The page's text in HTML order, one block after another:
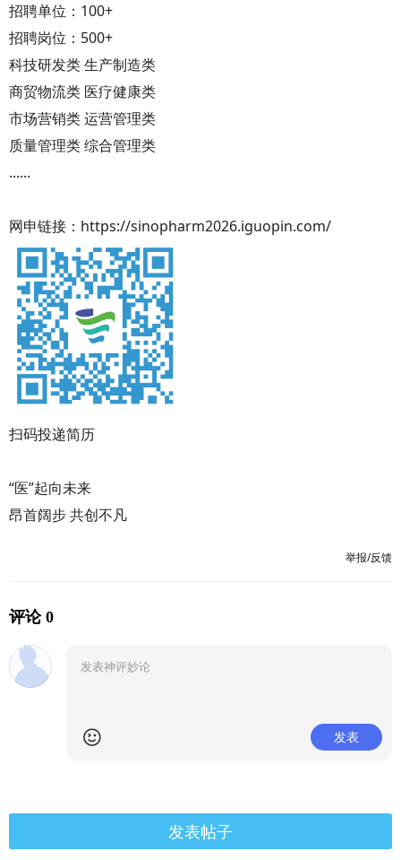
招聘单位：100+
招聘岗位：500+
科技研发类 生产制造类
商贸物流类 医疗健康类
市场营销类 运营管理类
质量管理类 综合管理类
......
网申链接：https://sinopharm2026.iguopin.com/
扫码投递简历
“医”起向未来
昂首阔步 共创不凡
举报/反馈
评论 0
发表
发表帖子